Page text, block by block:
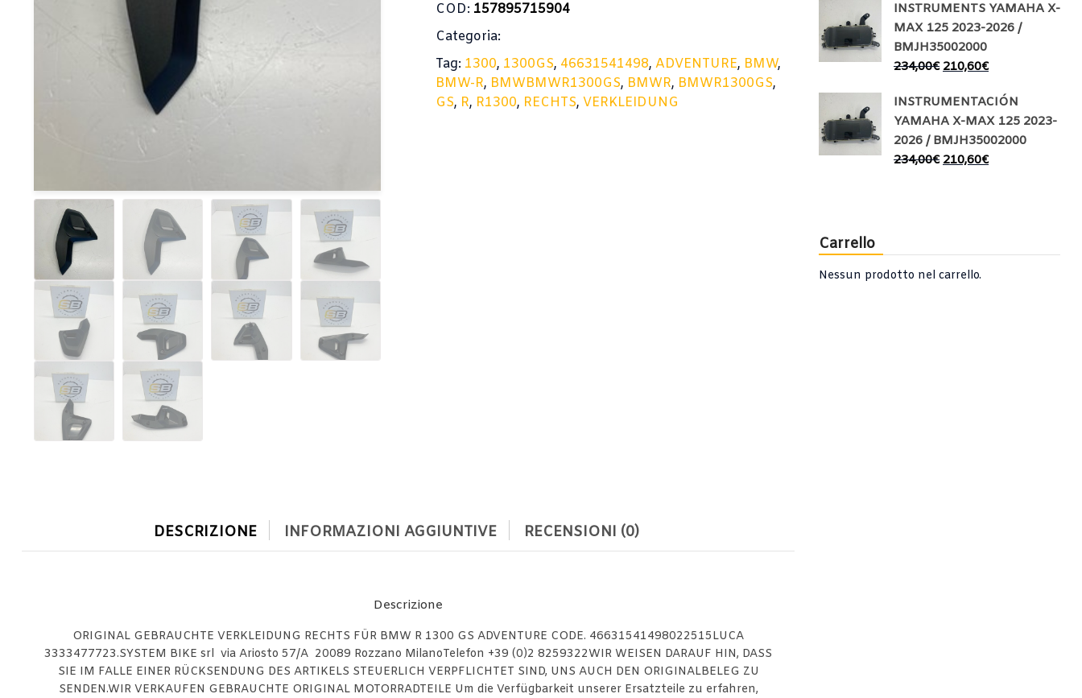
COD: 157895715904
Categoria:
Tag: 1300, 1300GS, 46631541498,ADVENTURE, BMW,
BMW-R, BMWBMWR1300GS, BMWR, BMWR1300GS,
GS, R, R1300, RECHTS,VERKLEIDUNG
DESCRIZIONE INFORMAZIONI AGGIUNTIVE RECENSIONI (0)
Descrizione
ORIGINAL GEBRAUCHTE VERKLEIDUNG RECHTS FÜR BMW R 1300 GS ADVENTURE CODE. 46631541498022515LUCA
3333477723.SYSTEM BIKE srl via Ariosto 57/A 20089 Rozzano MilanoTelefon +39 (0)2 8259322WIR WEISEN DARAUF HIN, DASS
SIE IM FALLE EINER RÜCKSENDUNG DES ARTIKELS STEUERLICH VERPFLICHTET SIND, UNS AUCH DEN ORIGINALBELEG ZU
SENDEN.WIR VERKAUFEN GEBRAUCHTE ORIGINAL MOTORRADTEILE Um die Verfügbarkeit unserer Ersatzteile zu erfahren,
INSTRUMENTS YAMAHA X-
MAX 125 2023-2026 /
BMJH35002000
234,00€ 210,60€
INSTRUMENTACIÓN
YAMAHA X-MAX 125 2023-
2026 / BMJH35002000
234,00€ 210,60€
Carrello
Nessun prodotto nel carrello.